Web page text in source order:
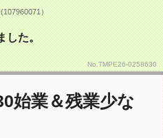
）
した。
No.TMPE26-0258630
始業＆残業少な